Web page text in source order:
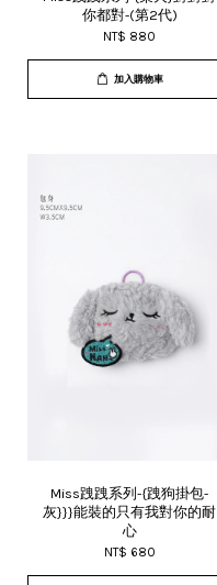
你都對-(第2代)
NT$ 880
加入購物車
Miss跩跩系列-{跩狗掛包-
灰}}}能裝的只有我對你的耐
心
NT$ 680